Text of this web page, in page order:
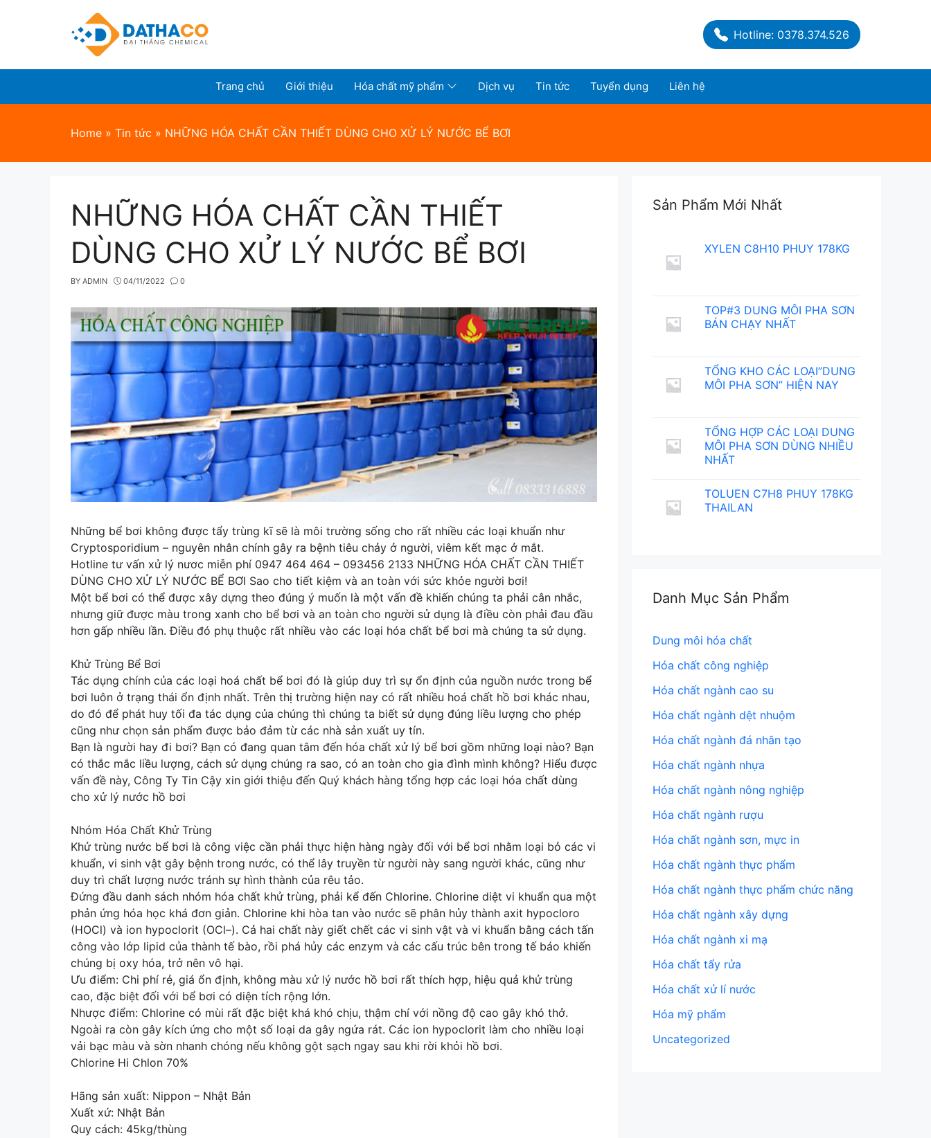
Hotline: 0378.374.526
Trang chủ Giới thiệu Hóa chất mỹ phẩm Dịch vụ Tin tức Tuyển dụng Liên hệ
Home » Tin tức » NHỮNG HÓA CHẤT CẦN THIẾT DÙNG CHO XỬ LÝ NƯỚC BỂ BƠI
NHỮNG HÓA CHẤT CẦN THIẾT
DÙNG CHO XỬ LÝ NƯỚC BỂ BƠI
BY ADMIN 04/11/2022 0
Những bể bơi không được tẩy trùng kĩ sẽ là môi trường sống cho rất nhiều các loại khuẩn như
Cryptosporidium – nguyên nhân chính gây ra bệnh tiêu chảy ở người, viêm kết mạc ở mắt.
Hotline tư vấn xử lý nươc miễn phí 0947 464 464 – 093456 2133 NHỮNG HÓA CHẤT CẦN THIẾT
DÙNG CHO XỬ LÝ NƯỚC BỂ BƠI Sao cho tiết kiệm và an toàn với sức khỏe người bơi!
Một bể bơi có thể được xây dựng theo đúng ý muốn là một vấn đề khiến chúng ta phải cân nhắc,
nhưng giữ được màu trong xanh cho bể bơi và an toàn cho người sử dụng là điều còn phải đau đầu
hơn gấp nhiều lần. Điều đó phụ thuộc rất nhiều vào các loại hóa chất bể bơi mà chúng ta sử dụng.
Khử Trùng Bể Bơi
Tác dụng chính của các loại hoá chất bể bơi đó là giúp duy trì sự ổn định của nguồn nước trong bể
bơi luôn ở trạng thái ổn định nhất. Trên thị trường hiện nay có rất nhiều hoá chất hồ bơi khác nhau,
do đó để phát huy tối đa tác dụng của chúng thì chúng ta biết sử dụng đúng liều lượng cho phép
cũng như chọn sản phẩm được bảo đảm từ các nhà sản xuất uy tín.
Bạn là người hay đi bơi? Bạn có đang quan tâm đến hóa chất xử lý bể bơi gồm những loại nào? Bạn
có thắc mắc liều lượng, cách sử dụng chúng ra sao, có an toàn cho gia đình mình không? Hiểu được
vấn đề này, Công Ty Tin Cậy xin giới thiệu đến Quý khách hàng tổng hợp các loại hóa chất dùng
cho xử lý nước hồ bơi
Nhóm Hóa Chất Khử Trùng
Khử trùng nước bể bơi là công việc cần phải thực hiện hàng ngày đối với bể bơi nhằm loại bỏ các vi
khuẩn, vi sinh vật gây bệnh trong nước, có thể lây truyền từ người này sang người khác, cũng như
duy trì chất lượng nước tránh sự hình thành của rêu tảo.
Đứng đầu danh sách nhóm hóa chất khử trùng, phải kể đến Chlorine. Chlorine diệt vi khuẩn qua một
phản ứng hóa học khá đơn giản. Chlorine khi hòa tan vào nước sẽ phân hủy thành axit hypocloro
(HOCl) và ion hypoclorit (OCl–). Cả hai chất này giết chết các vi sinh vật và vi khuẩn bằng cách tấn
công vào lớp lipid của thành tế bào, rồi phá hủy các enzym và các cấu trúc bên trong tế báo khiến
chúng bị oxy hóa, trở nên vô hại.
Ưu điểm: Chi phí rẻ, giá ổn định, không màu xử lý nước hồ bơi rất thích hợp, hiệu quả khử trùng
cao, đặc biệt đối với bể bơi có diện tích rộng lớn.
Nhược điểm: Chlorine có mùi rất đặc biệt khá khó chịu, thậm chí với nồng độ cao gây khó thở.
Ngoài ra còn gây kích ứng cho một số loại da gây ngứa rát. Các ion hypoclorit làm cho nhiều loại
vải bạc màu và sờn nhanh chóng nếu không gột sạch ngay sau khi rời khỏi hồ bơi.
Chlorine Hi Chlon 70%
Hãng sản xuất: Nippon – Nhật Bản
Xuất xứ: Nhật Bản
Quy cách: 45kg/thùng
Sản Phẩm Mới Nhất
XYLEN C8H10 PHUY 178KG
TOP#3 DUNG MÔI PHA SƠN
BÁN CHẠY NHẤT
TỔNG KHO CÁC LOẠI”DUNG
MÔI PHA SƠN” HIỆN NAY
TỔNG HỢP CÁC LOẠI DUNG
MÔI PHA SƠN DÙNG NHIỀU
NHẤT
TOLUEN C7H8 PHUY 178KG
THAILAN
Danh Mục Sản Phẩm
Dung môi hóa chất
Hóa chất công nghiệp
Hóa chất ngành cao su
Hóa chất ngành dệt nhuộm
Hóa chất ngành đá nhân tạo
Hóa chất ngành nhựa
Hóa chất ngành nông nghiệp
Hóa chất ngành rượu
Hóa chất ngành sơn, mực in
Hóa chất ngành thực phẩm
Hóa chất ngành thực phẩm chức năng
Hóa chất ngành xây dựng
Hóa chất ngành xi mạ
Hóa chất tẩy rửa
Hóa chất xử lí nước
Hóa mỹ phẩm
Uncategorized